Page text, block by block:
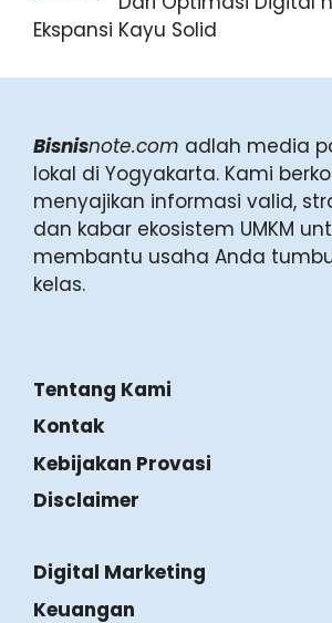
Ekspansi Kayu Solid
Bisnisnote.com adlah media
lokal di Yogyakarta. Kami
menyajikan informasi valid,
dan kabar ekosistem UMKM
membantu usaha Anda
kelas.
Tentang Kami
Kontak
Kebijakan Provasi
Disclaimer
Digital Marketing
Keuangan